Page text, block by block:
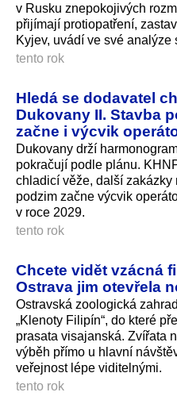
v Rusku znepokojivých
přijímají protiopatření,
Kyjev, uvádí ve své analýze
tento rok
Hledá se dodavatel
Dukovany II. Stavba
začne i výcvik
Dukovany drží
pokračují podle plánu.
chladicí věže, další zakázky
podzim začne výcvik
v roce 2029.
tento rok
Chcete vidět vzácná
Ostrava jim otevřela
Ostravská zoologická
„Klenoty Filipín“, do které
prasata visajanská. Zvířata
výběh přímo u hlavní
veřejnost lépe viditelnými.
tento rok